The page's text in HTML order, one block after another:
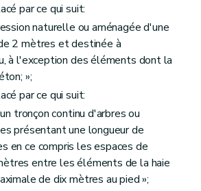
par ce qui suit:
naturelle ou aménagée d'une
2 mètres et destinée à
à l'exception des éléments dont la
»;
par ce qui suit:
tronçon continu d'arbres ou
présentant une longueur de
en ce compris les espaces de
entre les éléments de la haie
de dix mètres au pied »;